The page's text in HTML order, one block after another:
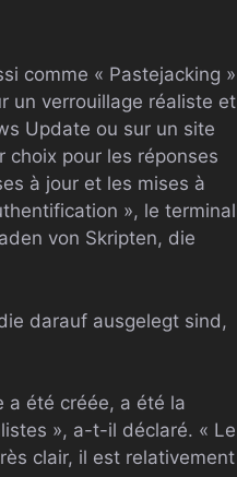
comme « Pastejacking »
un verrouillage réaliste et
Update ou sur un site
choix pour les réponses
à jour et les mises à
», le terminal
von Skripten, die
darauf ausgelegt sind,
a été créée, a été la
», a-t-il déclaré. « Le
clair, il est relativement